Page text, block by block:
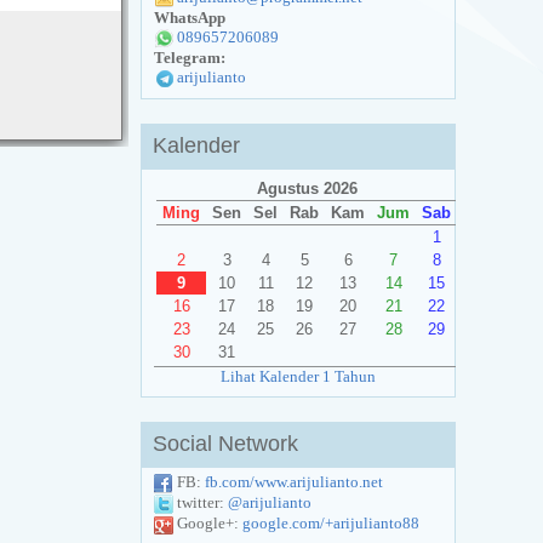
WhatsApp
089657206089
Telegram:
arijulianto
Kalender
Agustus 2026
Ming
Sen Sel Rab Kam Jum
Sab
1
2
3 4 5 6 7
8
9
10 11 12 13 14
15
16
17 18 19 20 21
22
23
24 25 26 27 28
29
30
31
Lihat Kalender 1 Tahun
Social Network
FB: fb.com/www.arijulianto.net
twitter: @arijulianto
Google+: google.com/+arijulianto88